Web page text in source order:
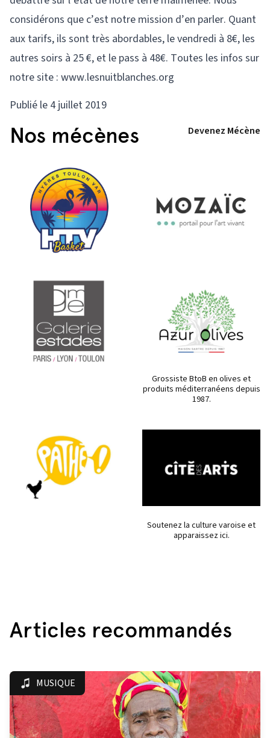
considérons que c’est notre mission d’en parler. Quant
aux tarifs, ils sont très abordables, le vendredi à 8€, les
autres soirs à 25 €, et le pass à 48€. Toutes les infos sur
notre site : www.lesnuitblanches.org
Publié le 4 juillet 2019
Nos mécènes Devenez Mécène
Grossiste BtoB en olives et
produits méditerranéens depuis
1987.
Soutenez la culture varoise et
apparaissez ici.
Articles recommandés
MUSIQUE